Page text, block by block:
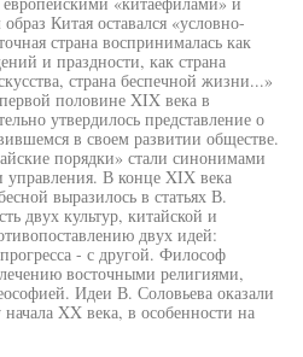
Китая оставался «условно-
страна воспринималась как
и праздности, как страна
страна беспечной жизни...»
половине XIX века в
утвердилось представление о
в своем развитии обществе.
порядки» стали синонимами
управления. В конце XIX века
выразилось в статьях В.
двух культур, китайской и
двух идей:
- с другой. Философ
восточными религиями,
Идеи В. Соловьева оказали
XX века, в особенности на